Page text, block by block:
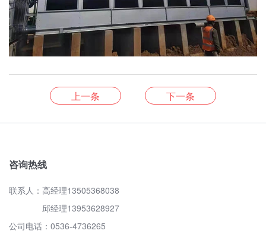
上一条 下一条
咨询热线
联系人：高经理13505368038
邱经理13953628927
公司电话：0536-4736265